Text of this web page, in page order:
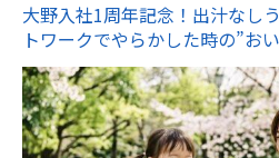
大野入社1周年記念！出汁なし
トワークでやらかした時の”お